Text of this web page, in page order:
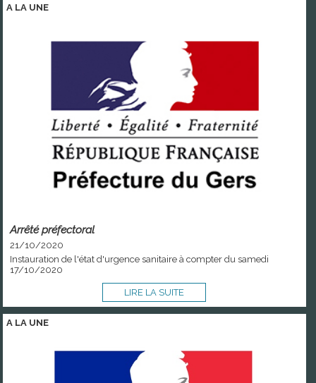
A LA UNE
Arrêté préfectoral
21/10/2020
Instauration de l'état d'urgence sanitaire à compter du samedi
17/10/2020
LIRE LA SUITE
A LA UNE